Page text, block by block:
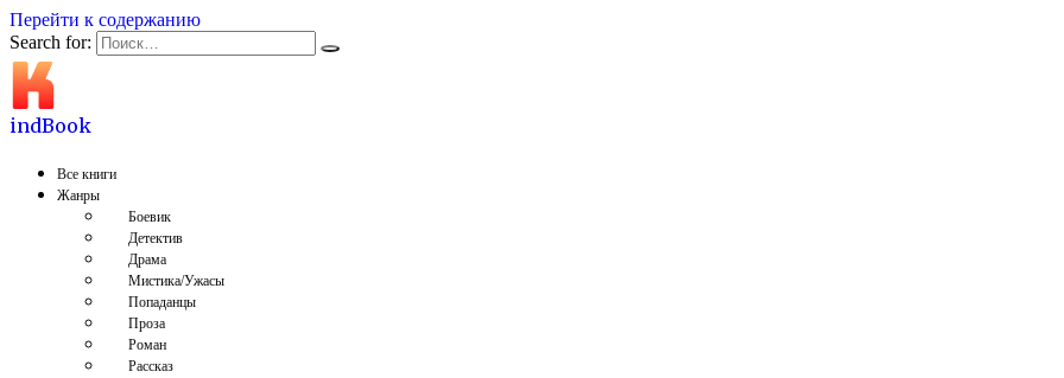
Перейти к содержанию
Search for:
indBook
Все книги
Жанры
Боевик
Детектив
Драма
Мистика/Ужасы
Попаданцы
Проза
Роман
Рассказ